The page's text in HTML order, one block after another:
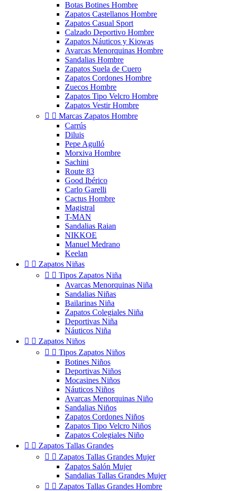
Botas Botines Hombre
Zapatos Castellanos Hombre
Zapatos Casual Sport
Calzado Deportivo Hombre
Zapatos Náuticos y Kiowas
Avarcas Menorquinas Hombre
Sandalias Hombre
Zapatos Suela de Cuero
Zapatos Cordones Hombre
Zuecos Hombre
Zapatos Tipo Velcro Hombre
Zapatos Vestir Hombre
  Marcas Zapatos Hombre
Carrús
Diluis
Pepe Agulló
Morxiva Hombre
Sachini
Route 83
Good Ibérico
Carlo Garelli
Cactus Hombre
Magistral
T-MAN
Sandalias Raian
NIKKOE
Manuel Medrano
Keelan
  Zapatos Niñas
  Tipos Zapatos Niña
Avarcas Menorquinas Niña
Sandalias Niñas
Bailarinas Niña
Zapatos Colegiales Niña
Deportivas Niña
Náuticos Niña
  Zapatos Niños
  Tipos Zapatos Niños
Botines Niños
Deportivas Niños
Mocasines Niños
Náuticos Niños
Avarcas Menorquinas Niño
Sandalias Niños
Zapatos Cordones Niños
Zapatos Tipo Velcro Niños
Zapatos Colegiales Niño
  Zapatos Tallas Grandes
  Zapatos Tallas Grandes Mujer
Zapatos Salón Mujer
Sandalias Tallas Grandes Mujer
  Zapatos Tallas Grandes Hombre